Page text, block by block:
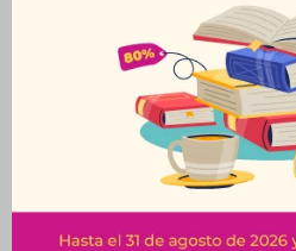
Abrelatas Destapador-
New Line